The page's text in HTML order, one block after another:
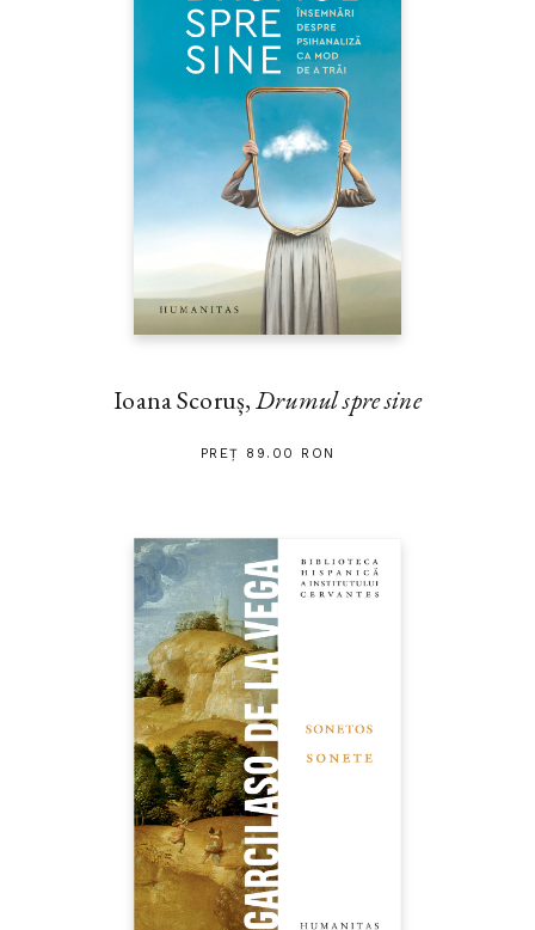
Ioana Scoruș,Drumul spre sine
PREȚ 89.00 RON